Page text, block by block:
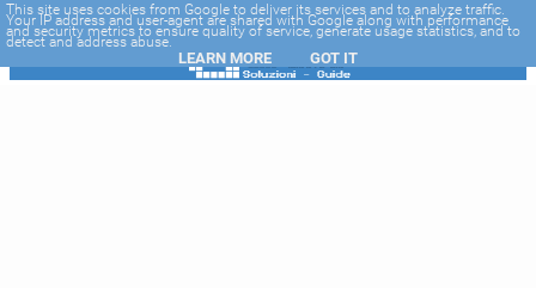
-->
This site uses cookies from Google to deliver its services and to analyze traffic.
Your IP address and user-agent are shared with Google along with performance
and security metrics to ensure quality of service, generate usage statistics, and to
detect and address abuse.
LEARN MORE GOT IT